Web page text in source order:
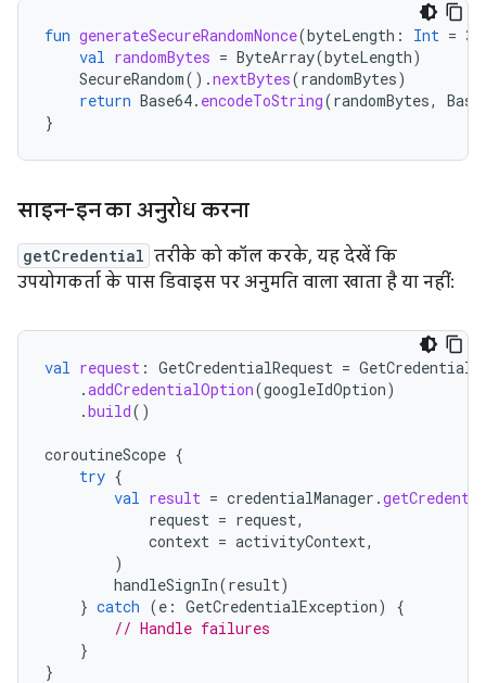
fun generateSecureRandomNonce(byteLength : Int = 32
val randomBytes = ByteArray(byteLength)
SecureRandom().nextBytes(randomBytes)
return Base64. encodeToString(randomBytes,
}
साइन-इन का अनुरोध करना
getCredential तरीके को कॉल करके, यह देखें कि
उपयोगकर्ता के पास डिवाइस पर अनुमति वाला खाता है या नहीं:
val request : GetCredentialRequest =
.addCredentialOption(googleIdOption)
.build()
coroutineScope {
try {
val result = credentialManager .
request = request,
context = activityContext,
)
handleSignIn(result)
} catch (e : GetCredentialException)
{
// Handle failures
}
}